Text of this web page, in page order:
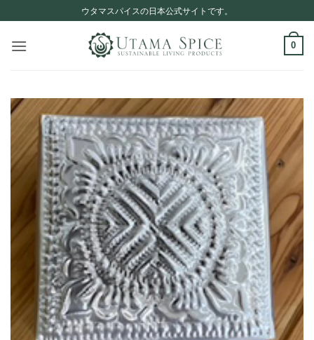
to
content
ウタマスパイスの日本公式サイトです。
0